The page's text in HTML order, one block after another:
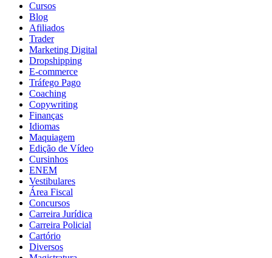
Cursos
Blog
Afiliados
Trader
Marketing Digital
Dropshipping
E-commerce
Tráfego Pago
Coaching
Copywriting
Finanças
Idiomas
Maquiagem
Edição de Vídeo
Cursinhos
ENEM
Vestibulares
Área Fiscal
Concursos
Carreira Jurídica
Carreira Policial
Cartório
Diversos